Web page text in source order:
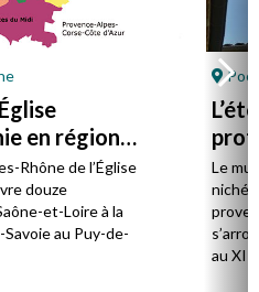
en région
Rhône de l’Église
douze
et-Loire à la
au Puy-de-
Le
niché
au